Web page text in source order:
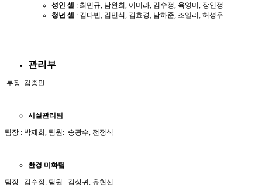
성인 셀 : 최민규, 남완희, 이미라, 김수정, 육영미, 장인정
청년 셀 : 김다빈, 김민식, 김효경, 남하준, 조엘리, 허성우
관리부
부장: 김종민
시설관리팀
팀장 : 박제희, 팀원: 송광수, 전정식
환경 미화팀
팀장 : 김수정, 팀원: 김상귀, 유현선